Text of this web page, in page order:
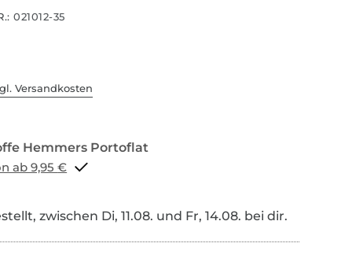
021012-35
Versandkosten
Portoflat schon ab 9,95 €
zwischen Di, 11.08. und Fr, 14.08. bei dir.